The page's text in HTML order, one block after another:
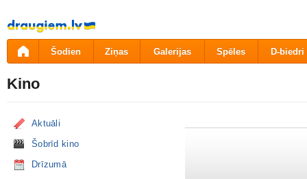
Pāriet
uz
saturu
Šodien Ziņas Galerijas Spēles D-biedri
Kino
Aktuāli
Šobrīd kino
Drīzumā